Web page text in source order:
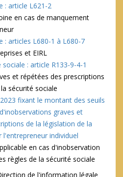
: article L621-2
en cas de manquement
: articles L680-1 à L680-7
et EIRL
: article R133-9-4-1
et répétées des prescriptions
sécurité sociale
fixant le montant des seuils
graves et
de la législation de la
l'entrepreneur individuel
en cas d'inobservation
règles de la sécurité sociale
de l'information légale